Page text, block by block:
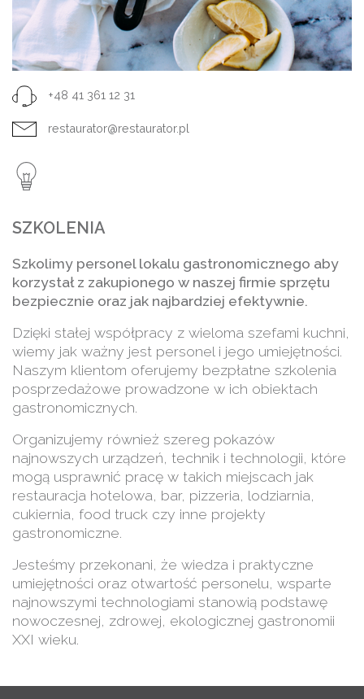
+48 41 361 12 31
restaurator@restaurator.pl
SZKOLENIA
Szkolimy personel lokalu gastronomicznego aby
korzystał z zakupionego w naszej firmie sprzętu
bezpiecznie oraz jak najbardziej efektywnie.
Dzięki stałej współpracy z wieloma szefami kuchni,
wiemy jak ważny jest personel i jego umiejętności.
Naszym klientom oferujemy bezpłatne szkolenia
posprzedażowe prowadzone w ich obiektach
gastronomicznych.
Organizujemy również szereg pokazów
najnowszych urządzeń, technik i technologii, które
mogą usprawnić pracę w takich miejscach jak
restauracja hotelowa, bar, pizzeria, lodziarnia,
cukiernia, food truck czy inne projekty
gastronomiczne.
Jesteśmy przekonani, że wiedza i praktyczne
umiejętności oraz otwartość personelu, wsparte
najnowszymi technologiami stanowią podstawę
nowoczesnej, zdrowej, ekologicznej gastronomii
XXI wieku.